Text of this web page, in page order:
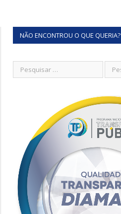
NÃO ENCONTROU O QUE QUERIA?